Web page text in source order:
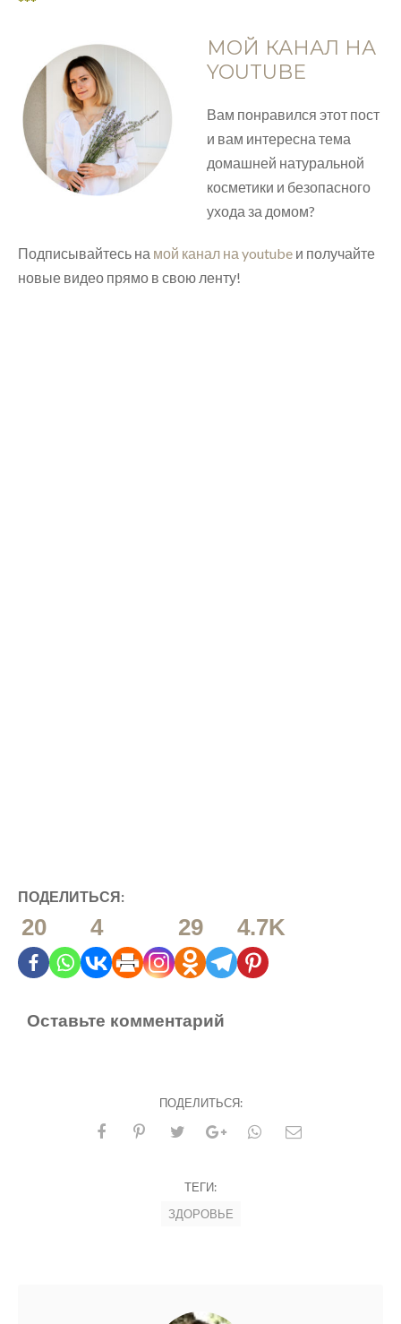
МОЙ КАНАЛ НА
YOUTUBE
Вам понравился этот пост
и вам интересна тема
домашней натуральной
косметики и безопасного
ухода за домом?
Подписывайтесь на мой канал на youtube и получайте
новые видео прямо в свою ленту!
ПОДЕЛИТЬСЯ:
20 4 29 4.7K
Оставьте комментарий
ПОДЕЛИТЬСЯ:
ТЕГИ:
ЗДОРОВЬЕ